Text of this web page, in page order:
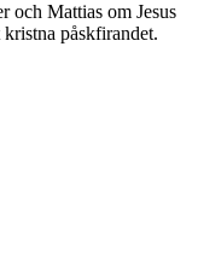
och Mattias om Jesus
påskfirandet.